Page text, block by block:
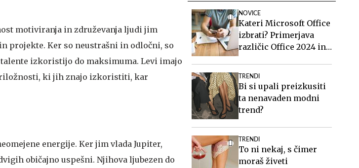
motiviranja in združevanja ljudi jim
projekte. Ker so neustrašni in odločni, so
izkoristijo do maksimuma. Levi imajo
ki jih znajo izkoristiti, kar
energije. Ker jim vlada Jupiter,
običajno uspešni. Njihova ljubezen do
NOVICE
Kateri Microsoft Office
izbrati? Primerjava
različic Office 2024 in
TRENDI
Bi si upali preizkusiti
ta nenavaden modni
trend?
TRENDI
To ni nekaj, s čimer
moraš živeti